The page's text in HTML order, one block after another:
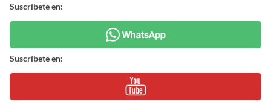
Suscríbete en:
Suscríbete en: